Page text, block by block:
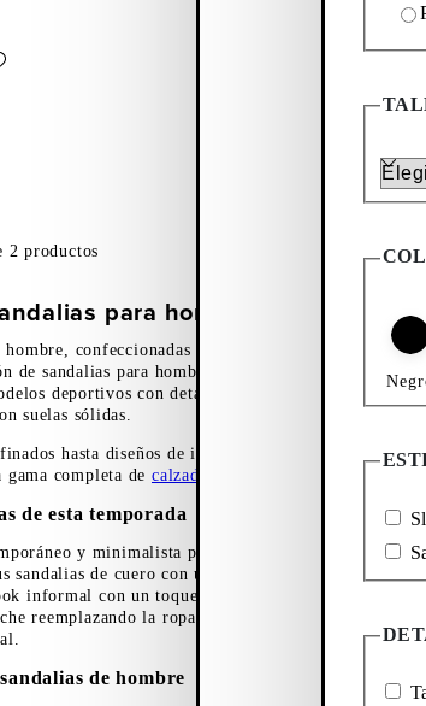
2 productos
para hombre
confeccionadas en cuero suave y textil en
de sandalias para hombre combina un diseño
deportivos con detalles de tiras, así como
suelas sólidas.
hasta diseños de inspiración fisherman,
gama completa de calzado de hombre
de esta temporada
y minimalista para usar a diario, que se
sandalias de cuero con unos shorts de lino y una
informal con un toque de elegancia.
reemplazando la ropa informal por algo más
de hombre
Talla